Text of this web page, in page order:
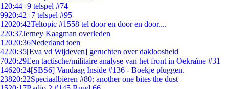
1 20:44+9 telspel #74
9920:42+7 telspel #95
12020:42Teltopic #1558 tel door en door en door....
220:37Jerney Kaagman overleden
12020:36Nederland toen
4220:35[Eva vd Wijdeven] geruchten over dakloosheid
7020:29Een tactische/militaire analyse van het front in Oekraïne #31
14620:24[SBS6] Vandaag Inside #136 - Boekje pluggen.
23820:22Speciaalbieren #80: another one bites the dust